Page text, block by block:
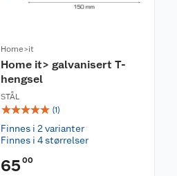
Home>it
Home it> galvanisert T-
hengsel
STÅL
☆☆☆☆☆ (1)
Finnes i 2 varianter
Finnes i 4 størrelser
65 00